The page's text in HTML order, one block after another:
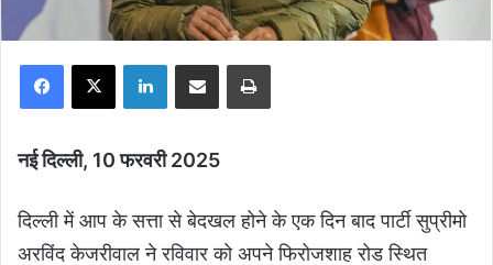
Facebook
X LinkedInShare via Email Print
नई दिल्ली, 10 फरवरी 2025
दिल्ली में आप के सत्ता से बेदखल होने के एक दिन बाद पार्टी सुप्रीमो
अरविंद केजरीवाल ने रविवार को अपने फिरोजशाह रोड स्थित